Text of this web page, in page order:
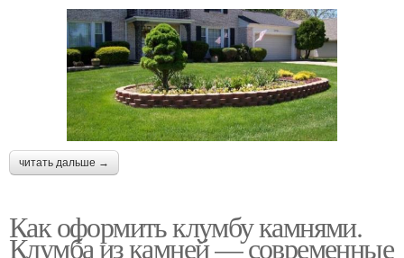
читать дальше →
Как оформить клумбу камнями.
Клумба из камней — современные